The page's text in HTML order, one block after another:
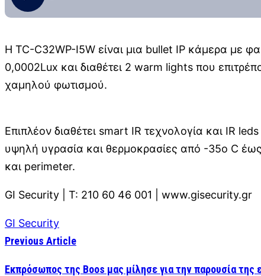
Η TC-C32WP-I5W είναι μια bullet IP κάμερα με
0,0002Lux και διαθέτει 2 warm lights που
χαμηλού φωτισμού.
Επιπλέον διαθέτει smart IR τεχνολογία και IR
υψηλή υγρασία και θερμοκρασίες από -35ο C
και perimeter.
GI Security | Τ: 210 60 46 001 | www.gisecurity.gr
GI Security
Previous Article
Εκπρόσωπος της Boos μας μίλησε για την παρουσία της